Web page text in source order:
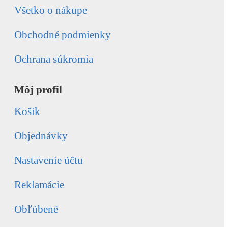
Všetko o nákupe
Obchodné podmienky
Ochrana súkromia
Môj profil
Košík
Objednávky
Nastavenie účtu
Reklamácie
Obľúbené